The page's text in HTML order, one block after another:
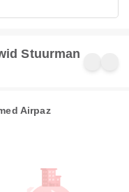
Stuurman
Airpaz